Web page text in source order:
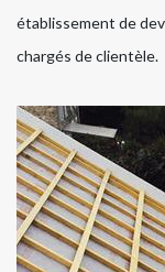
établissement de
chargés de clientèle.